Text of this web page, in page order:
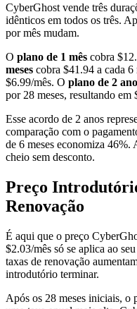
CyberGhost vende três
idênticos em todos os três.
por mês mudam.
O plano de 1 mês cobra
meses cobra $41.94 a cada 6
$6.99/mês. O plano de 2
por 28 meses, resultando em
Esse acordo de 2 anos
comparação com o
de 6 meses economiza 46%.
cheio sem desconto.
Preço
Renovação
É aqui que o preço
$2.03/mês só se aplica ao
taxas de renovação
introdutório terminar.
Após os 28 meses iniciais, o